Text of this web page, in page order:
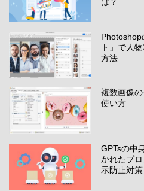
Photoshop
ト」で人
方法
複数画像
使い方
GPTsの中
かれたプ
示防止対策